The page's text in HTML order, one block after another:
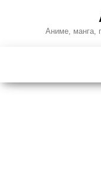
Аниме, манга,